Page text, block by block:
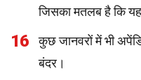
जिसका मतलब है कि
16
कुछ जानवरों में भी
बंदर।